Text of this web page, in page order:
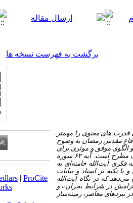
برگشت به فهرست نسخه ها
قدرت های معنوی را مهمتر
مقدس رمضان به وضوح
الگوی موفق و موثری برای
اینده محور مقاومت گردد.در اندیشه اسلامی، «امداد الهی» و «معیتِ ربوبی» به عنوان مؤلفه‌ای تعیین‌کننده در محاسبات استراتژیک مطرح است. آیه ۶۲ سوره
آیت‌الله خامنه‌ای به
تکیه بر اسناد و بیانات
که در نگاه آیت‌الله
آرامش در شرایط بحران» و
نبردهای معاصر، زمینه‌ساز
| ProCite